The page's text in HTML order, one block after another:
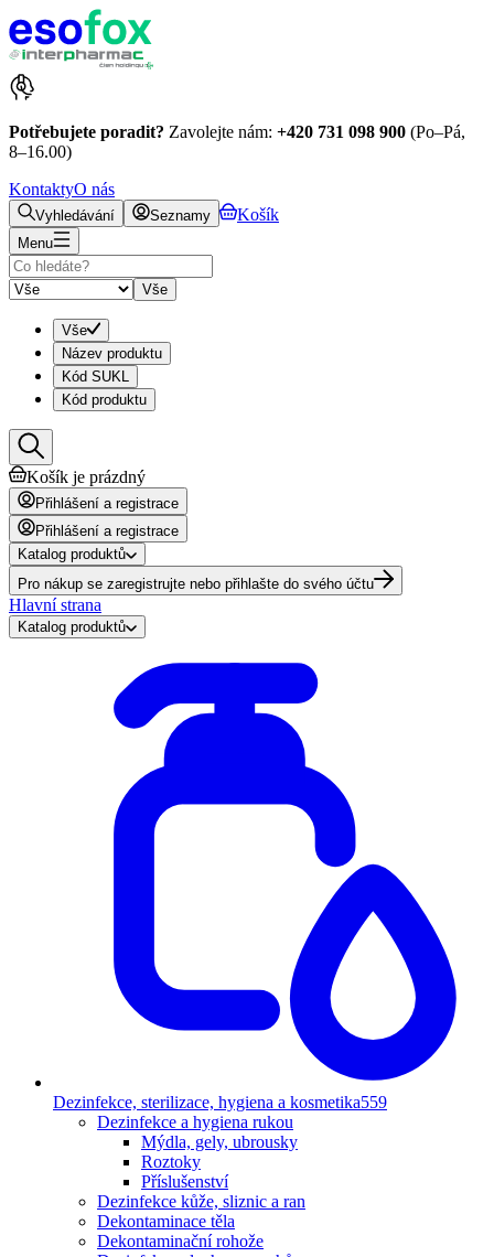
Potřebujete poradit? Zavolejte nám: +420 731 098 900 (Po–Pá,
8–16.00)
KontaktyO nás
Vyhledávání Seznamy Košík
Menu
Vše
Vše
Název produktu
Kód SUKL
Kód produktu
Košík je prázdný
Přihlášení a registrace
Přihlášení a registrace
Katalog produktů
Pro nákup se zaregistrujte nebo přihlašte do svého účtu
Hlavní strana
Katalog produktů
Dezinfekce, sterilizace, hygiena a kosmetika559
Dezinfekce a hygiena rukou
Mýdla, gely, ubrousky
Roztoky
Příslušenství
Dezinfekce kůže, sliznic a ran
Dekontaminace těla
Dekontaminační rohože